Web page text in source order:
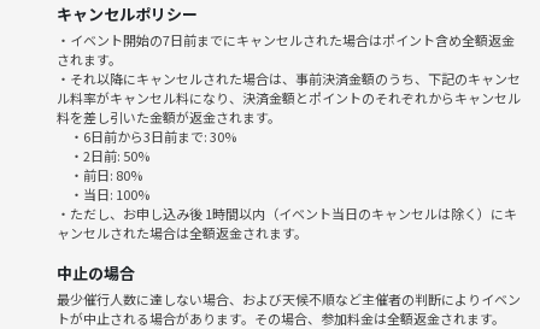
※今回は会場全体をぶらぶらしながら雰囲気を楽しむのが目的です。目
当てのコンテンツがある場合は個別で行くことをお勧めします。
■ 下記ご了承の上お申し込みください
※ポイントバックはイベント終了後2日以内に行われます。完了したら
ダイレクトメッセージで通知がきます。確認できない場合はお手数です
がなかまつまでご連絡ください。
※開始の6時間前の時点で最少催行人数を下回っている場合は中止とな
ります。その場合は全額返金されます。場合によってはもっと早く判断
することがあります。
※キャンセルの場合はメッセージではなくイベントのチケット選択画面
でしてください。
キャンセルポリシー
・イベント開始の7日前までにキャンセルされた場合はポイント含め全額返金
されます。
・それ以降にキャンセルされた場合は、事前決済金額のうち、下記のキャンセ
ル料率がキャンセル料になり、決済金額とポイントのそれぞれからキャンセル
料を差し引いた金額が返金されます。
・6日前から3日前まで: 30%
・2日前: 50%
・前日: 80%
・当日: 100%
・ただし、お申し込み後 1時間以内（イベント当日のキャンセルは除く）にキ
ャンセルされた場合は全額返金されます。
中止の場合
最少催行人数に達しない場合、および天候不順など主催者の判断によりイベン
トが中止される場合があります。その場合、参加料金は全額返金されます。